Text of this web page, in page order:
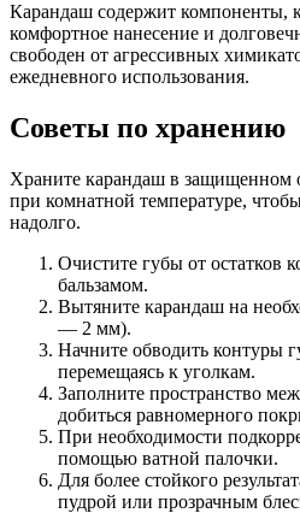
Карандаш содержит компоненты,
комфортное нанесение и
свободен от агрессивных
ежедневного использования.
Советы по хранению
Храните карандаш в защищенном
при комнатной температуре,
надолго.
Очистите губы от остатков
бальзамом.
Вытяните карандаш на
— 2 мм).
Начните обводить контуры
перемещаясь к уголкам.
Заполните пространство
добиться равномерного
При необходимости
помощью ватной палочки.
Для более стойкого
пудрой или прозрачным